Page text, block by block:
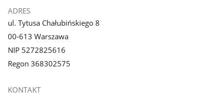
ADRES
ul. Tytusa Chałubińskiego 8
00-613 Warszawa
NIP 5272825616
Regon 368302575
KONTAKT